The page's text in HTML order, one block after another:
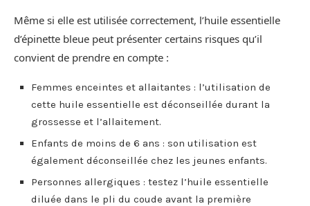
Même si elle est utilisée correctement, l’huile essentielle
d’épinette bleue peut présenter certains risques qu’il
convient de prendre en compte :
Femmes enceintes et allaitantes : l’utilisation de
cette huile essentielle est déconseillée durant la
grossesse et l’allaitement.
Enfants de moins de 6 ans : son utilisation est
également déconseillée chez les jeunes enfants.
Personnes allergiques : testez l’huile essentielle
diluée dans le pli du coude avant la première